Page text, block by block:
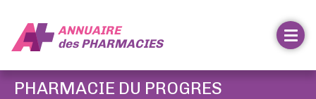
ANNUAIRE
desPHARMACIES
PHARMACIE DU PROGRES